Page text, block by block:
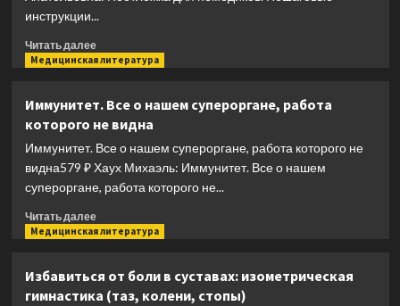
инструкции...
Читать далееПрочитать
больше
для
немедиков.
Пошаговые
инструкции
оказанию
помощи
от
Медицинская литература
Иммунитет. Все о нашем супероргане, работа
которого не видна
Иммунитет. Все о нашем супероргане, работа которого не
видна579 ₽ Хаух Михаэль: Иммунитет. Все о нашем
супероргане, работа которого не...
Читать далееПрочитать
больше
Все
о
Медицинская литература
Избавиться от боли в суставах: изометрическая
гимнастика (таз, колени, стопы)